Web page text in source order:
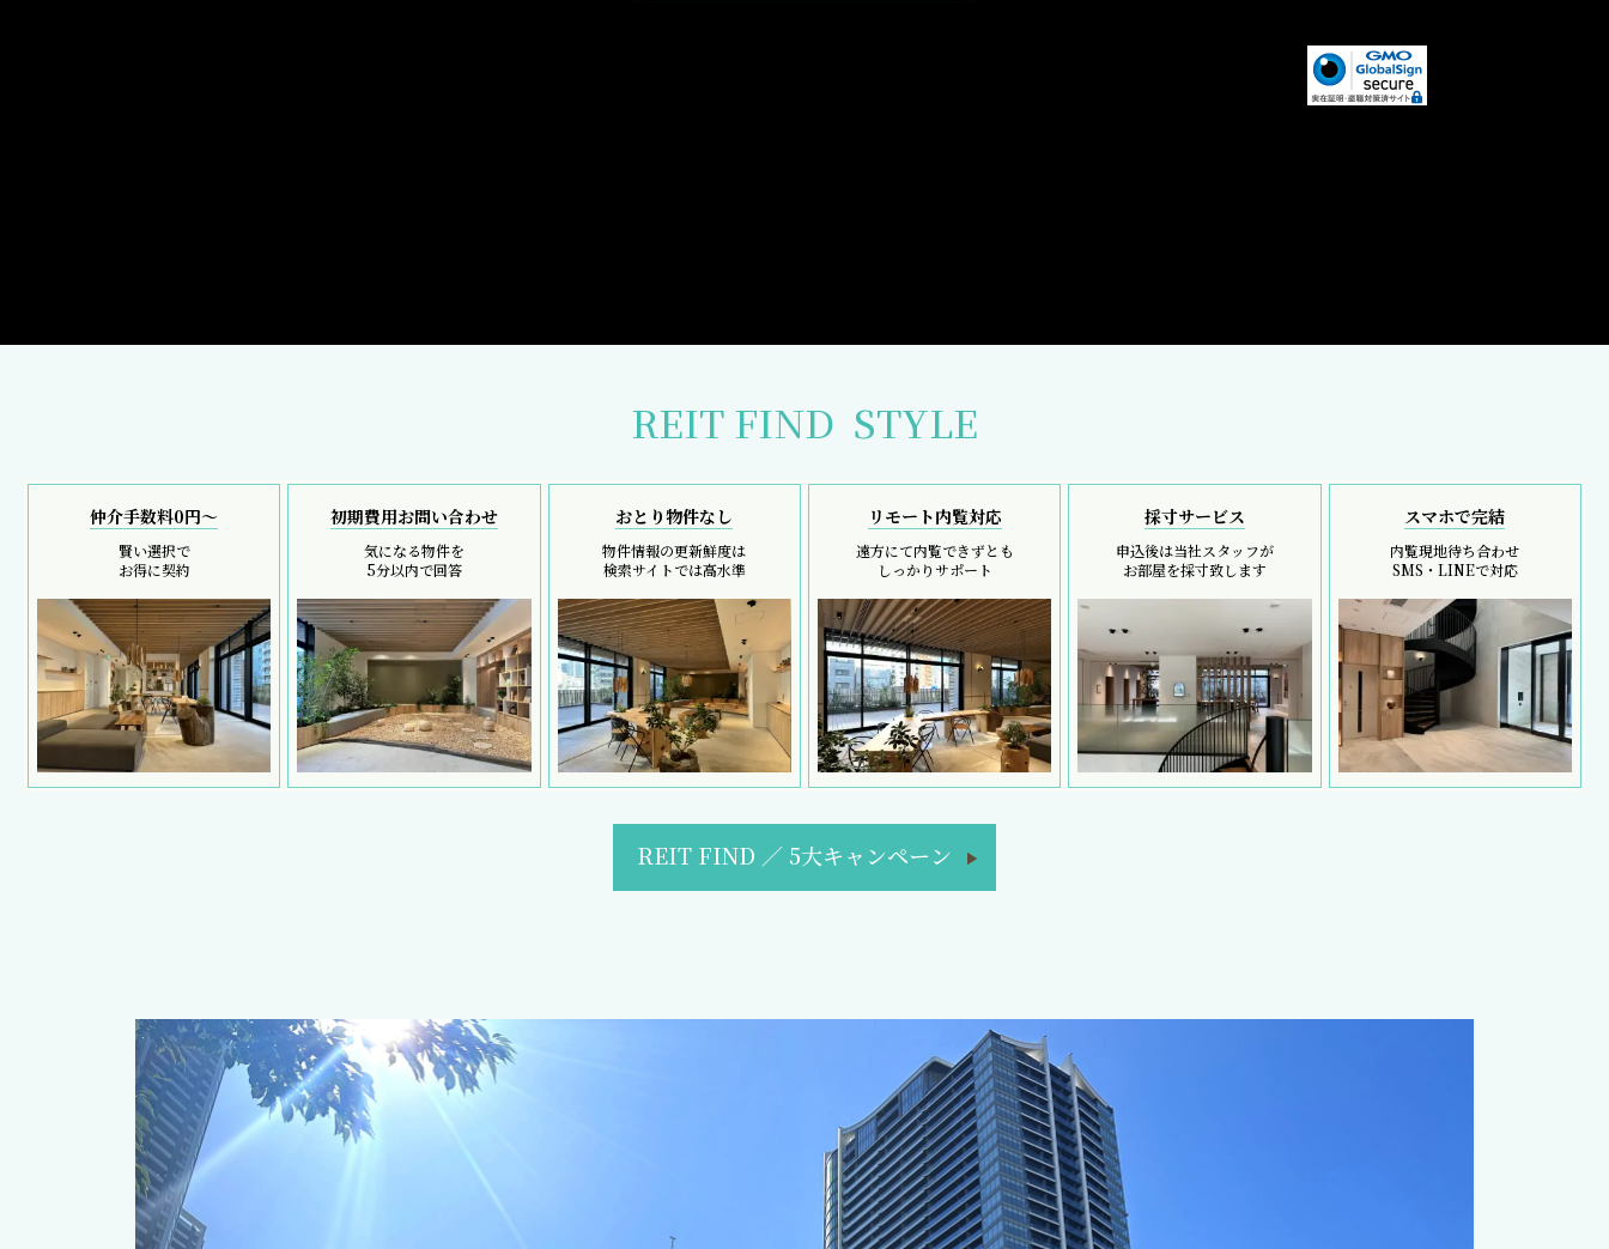
REIT FIND STYLE
仲介手数料0円～
賢い選択で
お得に契約
初期費用お問い合わせ
気になる物件を
5分以内で回答
おとり物件なし
物件情報の更新鮮度は
検索サイトでは高水準
リモート内覧対応
遠方にて内覧できずとも
しっかりサポート
採寸サービス
申込後は当社スタッフが
お部屋を採寸致します
スマホで完結
内覧現地待ち合わせ
SMS・LINEで対応
REIT FIND ／ 5大キャンペーン